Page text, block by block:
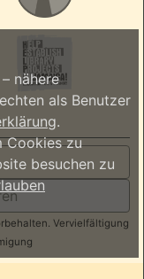
Vervielfältigung
nähere
als Benutzer
.
Cookies zu
besuchen zu